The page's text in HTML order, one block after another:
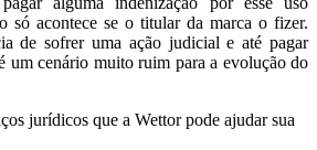
só acontece se o titular da marca o fizer.
de sofrer uma ação judicial e até pagar
um cenário muito ruim para a evolução do
jurídicos que a Wettor pode ajudar sua